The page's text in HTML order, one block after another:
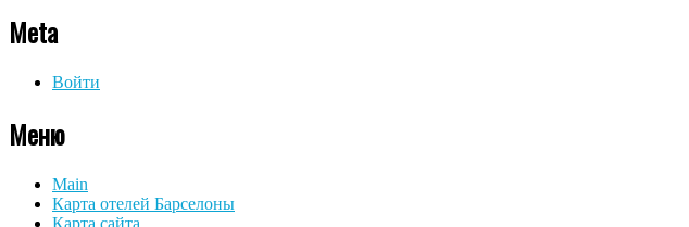
Meta
Войти
Меню
Main
Карта отелей Барселоны
Карта сайта